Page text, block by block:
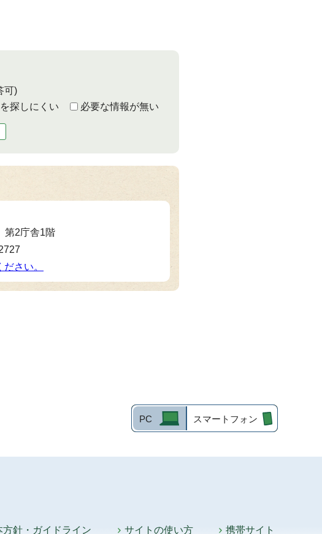
可)
探しにくい 必要な情報が無い
2庁舎1階
さい。
PC スマートフォン
針・ガイドライン サイトの使い方 携帯サイト